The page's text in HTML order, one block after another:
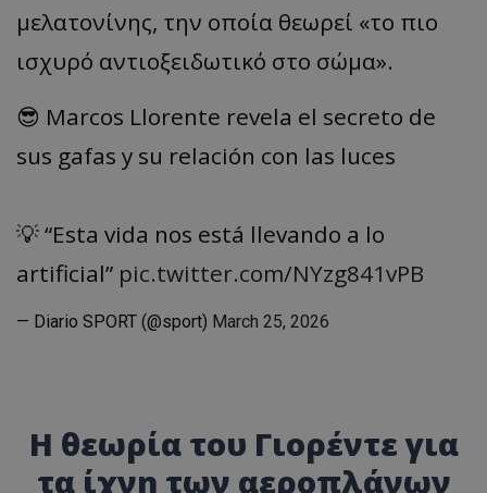
μελατονίνης, την οποία θεωρεί «το πιο
ισχυρό αντιοξειδωτικό στο σώμα».
😎 Marcos Llorente revela el secreto de
sus gafas y su relación con las luces
💡 “Esta vida nos está llevando a lo
artificial” pic.twitter.com/NYzg841vPB
— Diario SPORT (@sport) March 25, 2026
Η θεωρία του Γιορέντε για
τα ίχνη των αεροπλάνων